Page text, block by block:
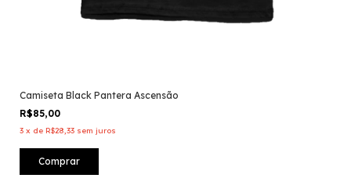
Camiseta Black Pantera Ascensão
R$85,00
3 x de R$28,33 sem juros
Comprar